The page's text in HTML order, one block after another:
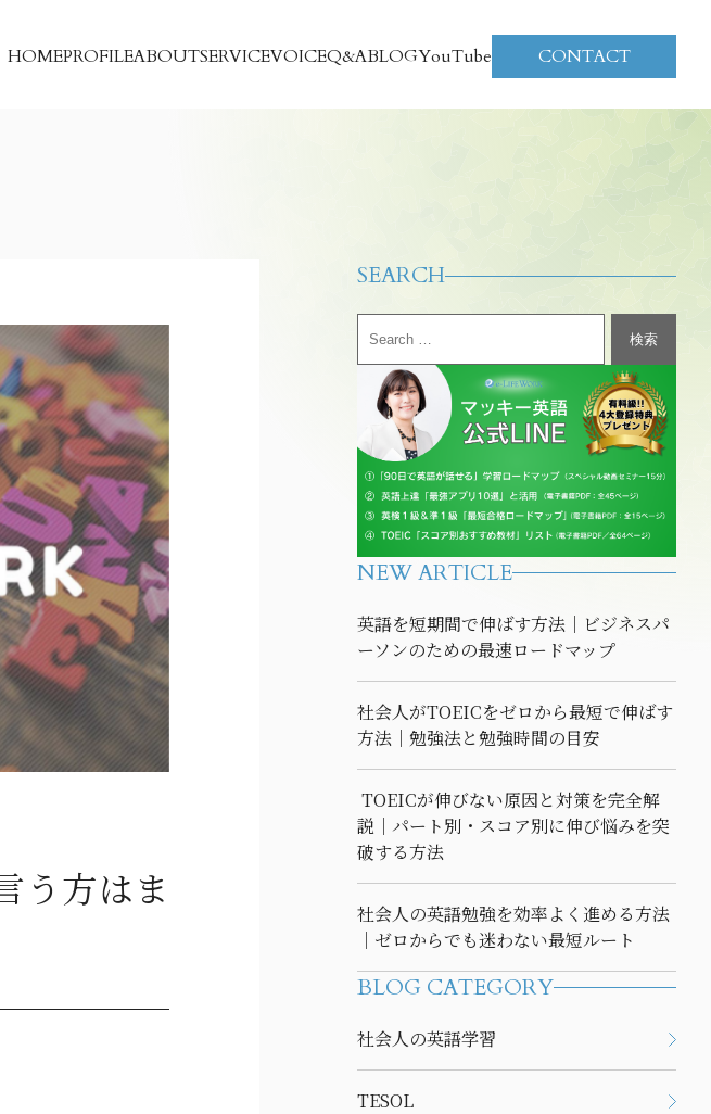
HOMEPROFILEABOUTSERVICEVOICEQ&ABLOGYouTube CONTACT
う方はま
SEARCH
NEW ARTICLE
英語を短期間で伸ばす方法｜ビジネスパ
ーソンのための最速ロードマップ
社会人がTOEICをゼロから最短で伸ばす
方法｜勉強法と勉強時間の目安
TOEICが伸びない原因と対策を完全解
説｜パート別・スコア別に伸び悩みを突
破する方法
社会人の英語勉強を効率よく進める方法
｜ゼロからでも迷わない最短ルート
BLOG CATEGORY
社会人の英語学習
TESOL